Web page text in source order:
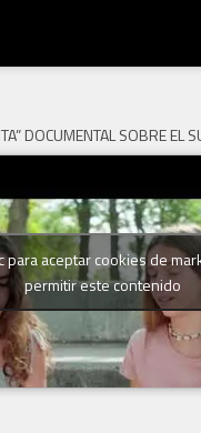
DOCUMENTAL SOBRE EL
para aceptar cookies de
permitir este contenido